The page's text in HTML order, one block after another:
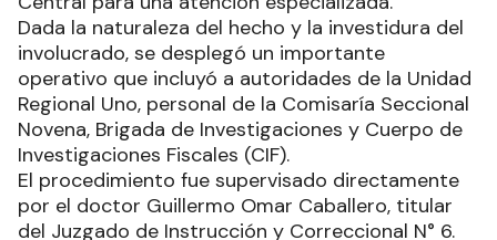
Dada la naturaleza del hecho y la investidura del
involucrado, se desplegó un importante
operativo que incluyó a autoridades de la Unidad
Regional Uno, personal de la Comisaría Seccional
Novena, Brigada de Investigaciones y Cuerpo de
Investigaciones Fiscales (CIF).
El procedimiento fue supervisado directamente
por el doctor Guillermo Omar Caballero, titular
del Juzgado de Instrucción y Correccional N° 6.